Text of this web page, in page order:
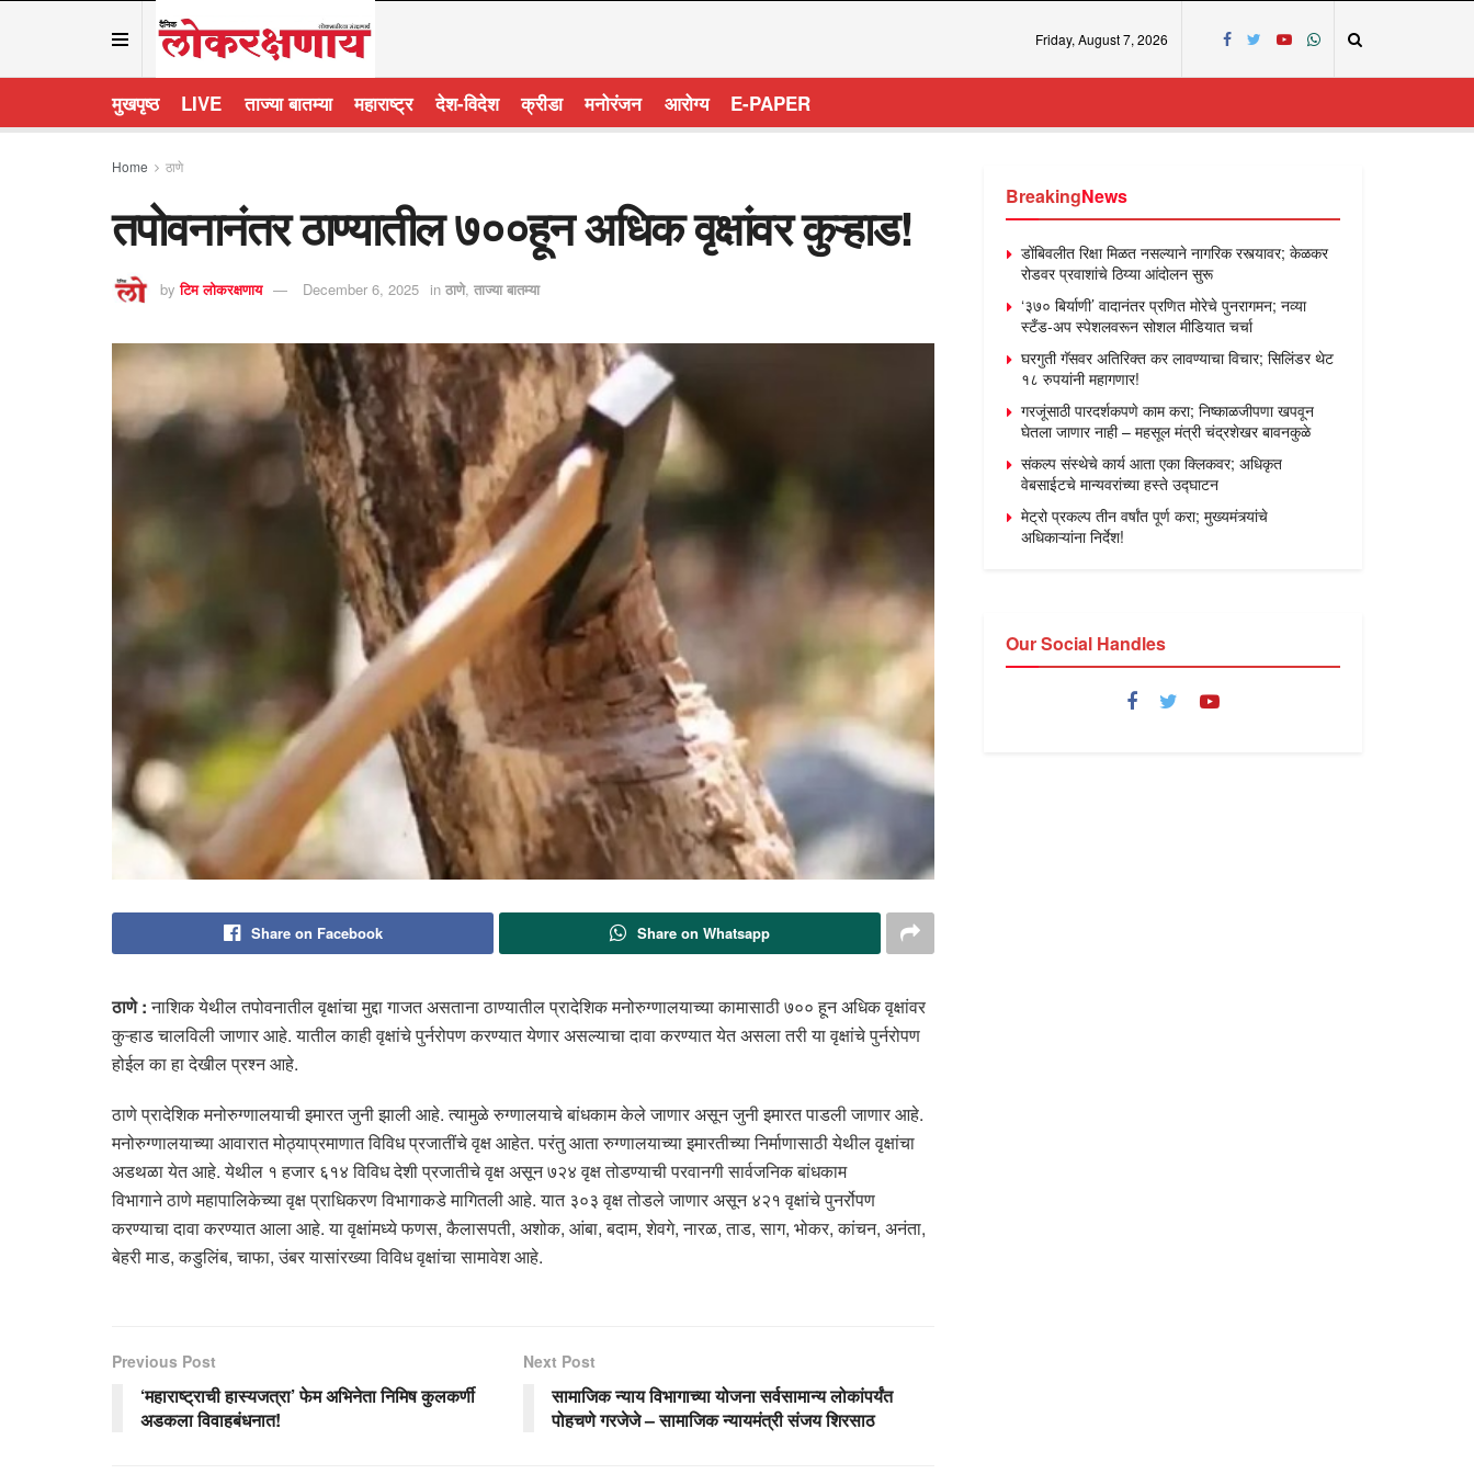
Friday, August 7, 2026
मुखपृष्ठ LIVE ताज्या बातम्या महाराष्ट्र देश-विदेश क्रीडा मनोरंजन आरोग्य E-PAPER
Home ठाणे
तपोवनानंतर ठाण्यातील ७००हून अधिक वृक्षांवर कुऱ्हाड!
by टिम लोकरक्षणाय December 6, 2025 in ठाणे, ताज्या बातम्या
Share on Facebook Share on Whatsapp
ठाणे : नाशिक येथील तपोवनातील वृक्षांचा मुद्दा गाजत असताना ठाण्यातील प्रादेशिक मनोरुग्णालयाच्या कामासाठी ७०० हून अधिक वृक्षांवर
कुऱ्हाड चालविली जाणार आहे. यातील काही वृक्षांचे पुर्नरोपण करण्यात येणार असल्याचा दावा करण्यात येत असला तरी या वृक्षांचे पुर्नरोपण
होईल का हा देखील प्रश्न आहे.
ठाणे प्रादेशिक मनोरुग्णालयाची इमारत जुनी झाली आहे. त्यामुळे रुग्णालयाचे बांधकाम केले जाणार असून जुनी इमारत पाडली जाणार आहे.
मनोरुग्णालयाच्या आवारात मोठ्याप्रमाणात विविध प्रजातींचे वृक्ष आहेत. परंतु आता रुग्णालयाच्या इमारतीच्या निर्माणासाठी येथील वृक्षांचा
अडथळा येत आहे. येथील १ हजार ६१४ विविध देशी प्रजातीचे वृक्ष असून ७२४ वृक्ष तोडण्याची परवानगी सार्वजनिक बांधकाम
विभागाने ठाणे महापालिकेच्या वृक्ष प्राधिकरण विभागाकडे मागितली आहे. यात ३०३ वृक्ष तोडले जाणार असून ४२१ वृक्षांचे पुनर्रोपण
करण्याचा दावा करण्यात आला आहे. या वृक्षांमध्ये फणस, कैलासपती, अशोक, आंबा, बदाम, शेवगे, नारळ, ताड, साग, भोकर, कांचन, अनंता,
बेहरी माड, कडुलिंब, चाफा, उंबर यासांरख्या विविध वृक्षांचा सामावेश आहे.
Previous Post
‘महाराष्ट्राची हास्यजत्रा’ फेम अभिनेता निमिष कुलकर्णी
अडकला विवाहबंधनात!
Next Post
सामाजिक न्याय विभागाच्या योजना सर्वसामान्य लोकांपर्यंत
पोहचणे गरजेजे – सामाजिक न्यायमंत्री संजय शिरसाठ
BreakingNews
डोंबिवलीत रिक्षा मिळत नसल्याने नागरिक रस्त्यावर; केळकर
रोडवर प्रवाशांचे ठिय्या आंदोलन सुरू
‘३७० बिर्याणी’ वादानंतर प्रणित मोरेचे पुनरागमन; नव्या
स्टँड-अप स्पेशलवरून सोशल मीडियात चर्चा
घरगुती गॅसवर अतिरिक्त कर लावण्याचा विचार; सिलिंडर थेट
१८ रुपयांनी महागणार!
गरजूंसाठी पारदर्शकपणे काम करा; निष्काळजीपणा खपवून
घेतला जाणार नाही – महसूल मंत्री चंद्रशेखर बावनकुळे
संकल्प संस्थेचे कार्य आता एका क्लिकवर; अधिकृत
वेबसाईटचे मान्यवरांच्या हस्ते उद्घाटन
मेट्रो प्रकल्प तीन वर्षांत पूर्ण करा; मुख्यमंत्र्यांचे
अधिकाऱ्यांना निर्देश!
Our Social Handles